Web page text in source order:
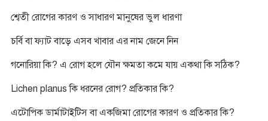
শ্বেতী রোগের কারণ ও সাধারণ মানুষের ভুল ধারণা
চর্বি বা ফ্যাট বাড়ে এসব খাবার এর নাম জেনে নিন
গনোরিয়া কি? এ রোগ হলে যৌন ক্ষমতা কমে যায় একথা কি সঠিক?
Lichen planus কি ধরনের রোগ? প্রতিকার কি?
এটোপিক ডার্মাটাইটিস বা একজিমা রোগের কারণ ও প্রতিকার কি?